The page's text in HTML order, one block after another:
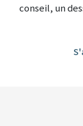
conseil, un